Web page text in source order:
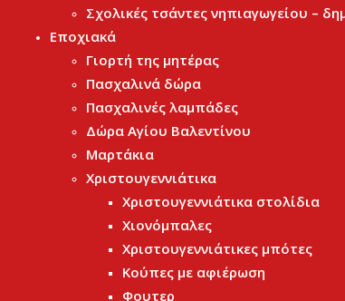
Σχολικές τσάντες νηπιαγωγείου –
Εποχιακά
Γιορτή της μητέρας
Πασχαλινά δώρα
Πασχαλινές λαμπάδες
Δώρα Αγίου Βαλεντίνου
Μαρτάκια
Χριστουγεννιάτικα
Χριστουγεννιάτικα στολίδια
Χιονόμπαλες
Χριστουγεννιάτικες μπότες
Κούπες με αφιέρωση
Φουτερ